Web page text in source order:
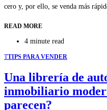
cero y, por ello, se venda más
READ MORE
4 minute read
TTIPS PARA VENDER
Una librería de
inmobiliario
parecen?